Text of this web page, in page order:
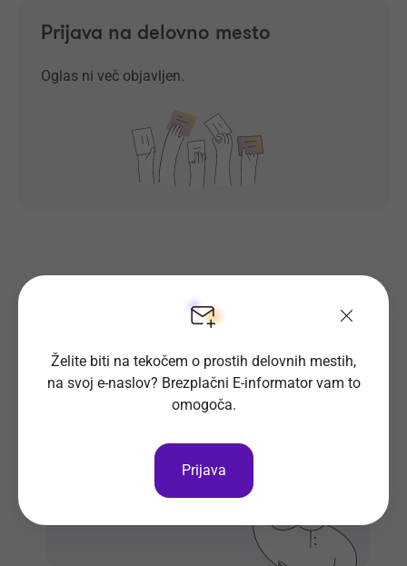
Prijava na delovno mesto
Oglas ni več objavljen.
Prosta delovna mesta direktno na
Prijavi se na E-informator.
Želite biti na tekočem o prostih delovnih mestih,
na svoj e-naslov? Brezplačni E-informator vam to
omogoča.
Prijava